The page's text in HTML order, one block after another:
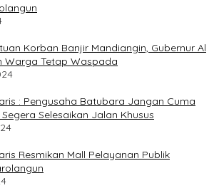
Korban Banjir Mandiangin, Gubernur Al
Warga Tetap Waspada
: Pengusaha Batubara Jangan Cuma
Selesaikan Jalan Khusus
Resmikan Mall Pelayanan Publik